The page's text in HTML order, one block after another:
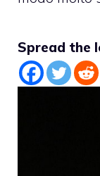
Spread the